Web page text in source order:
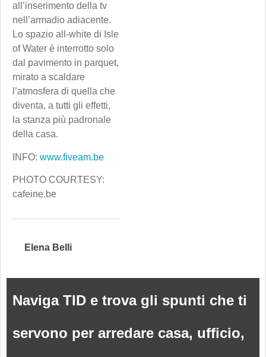
all’inserimento della tv
nell’armadio adiacente.
Lo spazio all-white di Isle
of Water è interrotto solo
dal pavimento in parquet,
mirato a scaldare
l’atmosfera di quella che
diventa, a tutti gli effetti,
la stanza più padronale
della casa.
INFO: www.fiveam.be
PHOTO COURTESY:
cafeine.be
Elena Belli
Naviga TID e trova gli spunti che ti
servono per arredare casa, ufficio,